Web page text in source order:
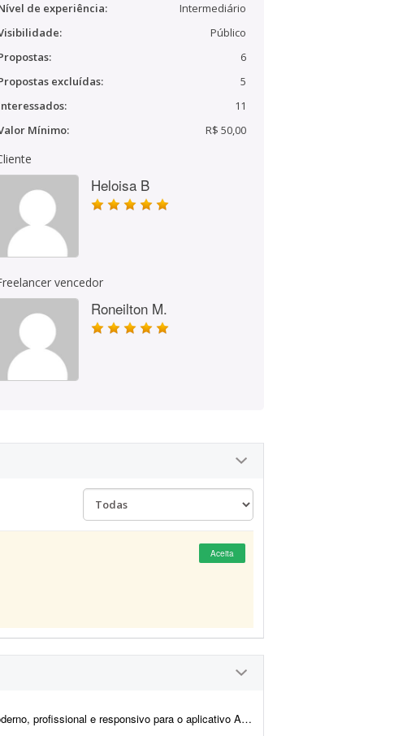
de experiência:
Intermediário
Público
6
excluídas:
5
11
Mínimo:
R$ 50,00
Heloisa B
vencedor
Roneilton M.
Aceita
Alô Diária - Dona Maria. O site deverá apresentar o aplicativo e explicar c...